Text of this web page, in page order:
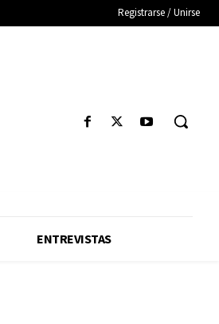
Registrarse / Unirse
ENTREVISTAS